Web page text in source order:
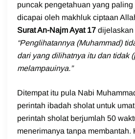
puncak pengetahuan yang
dicapai oleh makhluk ciptaan
Surat An-Najm Ayat 17 dijelaskan
“Penglihatannya (Muhammad)
dari yang dilihatnya itu dan tidak
melampauinya.”
Ditempat itu pula Nabi
perintah ibadah sholat untuk
perintah sholat berjumlah 50
menerimanya tanpa membantah.